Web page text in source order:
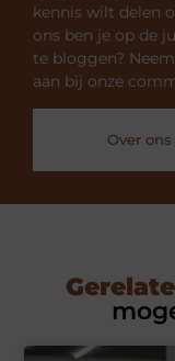
kennis wilt delen
ons ben je op de
te bloggen?
aan bij onze
Over ons